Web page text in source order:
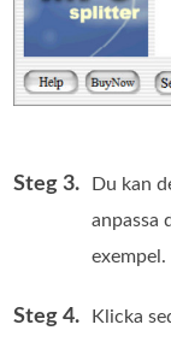
Steg 3.
Du kan
anpassa
exempel.
Steg 4. Klicka